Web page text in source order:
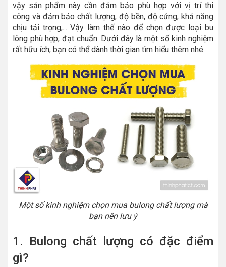
vậy sản phẩm này cần đảm bảo phù hợp với vị trí thi
công và đảm bảo chất lượng, độ bền, độ cứng, khả năng
chịu tải trọng,... Vậy làm thế nào để chọn được loại bu
lông phù hợp, đạt chuẩn. Dưới đây là một số kinh nghiệm
rất hữu ích, bạn có thể dành thời gian tìm hiểu thêm nhé.
Một số kinh nghiệm chọn mua bulong chất lượng mà
bạn nên lưu ý
1. Bulong chất lượng có đặc điểm
gì?